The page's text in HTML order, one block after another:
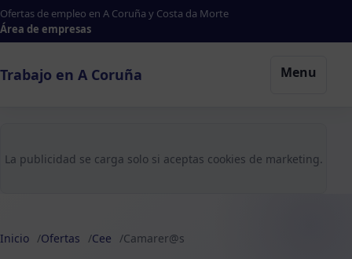
Ofertas de empleo en A Coruña y Costa da Morte
Área de empresas
Trabajo en A Coruña Menu
La publicidad se carga solo si aceptas cookies de marketing.
Inicio Ofertas Cee Camarer@s